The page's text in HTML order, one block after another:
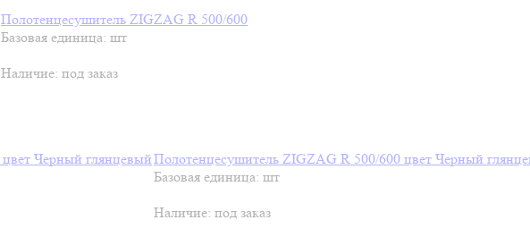
Полотенцесушитель ZIGZAG R 500/600
Базовая единица: шт
Наличие: под заказ
Полотенцесушитель ZIGZAG R 500/600 цвет Черный
Базовая единица: шт
Наличие: под заказ